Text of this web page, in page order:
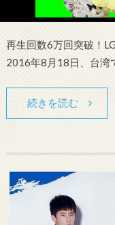
再生回数6万回突破！
2016年8月18日、台湾
続きを読む